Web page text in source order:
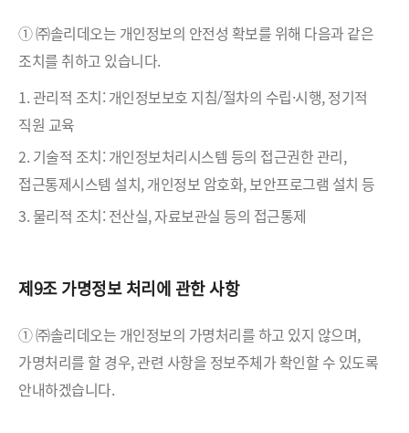
① ㈜솔리데오는 개인정보의 안전성 확보를 위해 다음과 같은
조치를 취하고 있습니다.
1. 관리적 조치: 개인정보보호 지침/절차의 수립·시행, 정기적
직원 교육
2. 기술적 조치: 개인정보처리시스템 등의 접근권한 관리,
접근통제시스템 설치, 개인정보 암호화, 보안프로그램 설치 등
3. 물리적 조치: 전산실, 자료보관실 등의 접근통제
제9조 가명정보 처리에 관한 사항
① ㈜솔리데오는 개인정보의 가명처리를 하고 있지 않으며,
가명처리를 할 경우, 관련 사항을 정보주체가 확인할 수 있도록
안내하겠습니다.